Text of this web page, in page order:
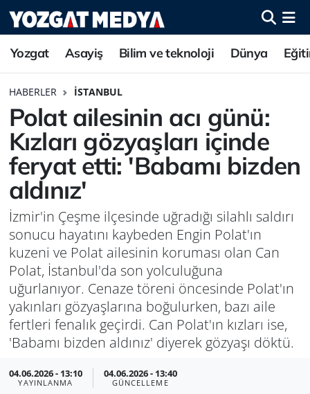
Yozgat Asayiş Bilim ve teknoloji Dünya
HABERLER İSTANBUL
Polat ailesinin acı günü:
Kızları gözyaşları içinde
feryat etti: 'Babamı bizden
aldınız'
İzmir'in Çeşme ilçesinde uğradığı silahlı saldırı
sonucu hayatını kaybeden Engin Polat'ın
kuzeni ve Polat ailesinin koruması olan Can
Polat, İstanbul'da son yolculuğuna
uğurlanıyor. Cenaze töreni öncesinde Polat'ın
yakınları gözyaşlarına boğulurken, bazı aile
fertleri fenalık geçirdi. Can Polat'ın kızları ise,
'Babamı bizden aldınız' diyerek gözyaşı döktü.
04.06.2026 - 13:10
YAYINLANMA
04.06.2026 - 13:40
GÜNCELLEME